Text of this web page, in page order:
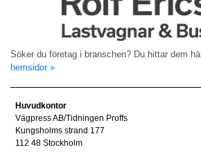
Söker du företag i branschen? Du hittar dem
hemsidor »
Huvudkontor
Vägpress AB/Tidningen Proffs
Kungsholms strand 177
112 48 Stockholm